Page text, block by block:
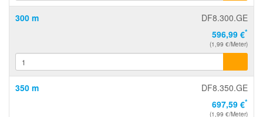
300 m
DF8.300.GE
596,99 €*
(1,99 €/Meter)
350 m
DF8.350.GE
697,59 €*
(1,99 €/Meter)